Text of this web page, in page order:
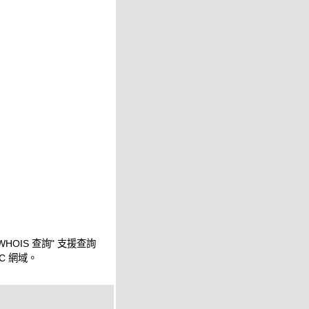
查詢" 支援查詢
網域。